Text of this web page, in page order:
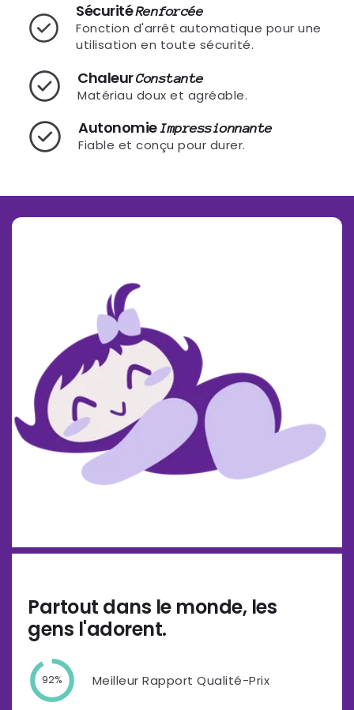
SécuritéRenforcée
Fonction d'arrêt automatique pour une
utilisation en toute sécurité.
ChaleurConstante
Matériau doux et agréable.
AutonomieImpressionnante
Fiable et conçu pour durer.
Partout dans le monde, les
gens l'adorent.
92% Meilleur Rapport Qualité-Prix